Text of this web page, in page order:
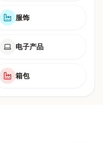
服饰
电子产品
箱包